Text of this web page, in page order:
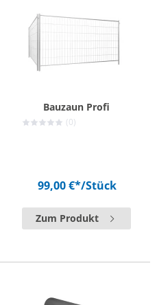
Bauzaun Profi
(0)
99,00 €*/Stück
Zum Produkt